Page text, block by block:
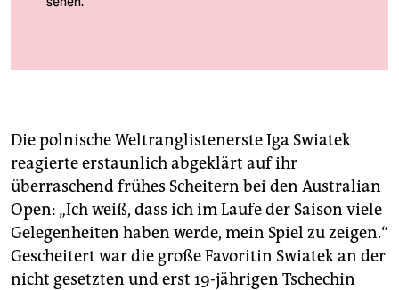
nord
veranstaltungen
shop
fragen & hilfe
unterstützen
Die polnische Weltranglistenerste Iga Swiatek
reagierte erstaunlich abgeklärt auf ihr
überraschend frühes Scheitern bei den Australian
Open: „Ich weiß, dass ich im Laufe der Saison viele
Gelegenheiten haben werde, mein Spiel zu zeigen.“
Gescheitert war die große Favoritin Swiatek an der
nicht gesetzten und erst 19-jährigen Tschechin